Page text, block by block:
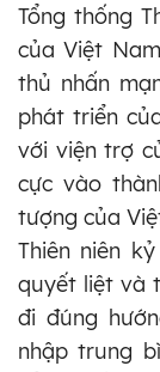
Tổng thống
của Việt
thủ nhấn
phát triển
với viện trợ
cực vào
tượng của
Thiên niên
quyết liệt và
đi đúng
nhập trung